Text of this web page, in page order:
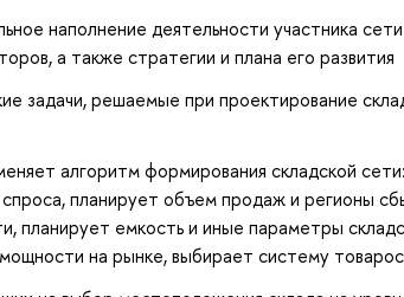
наполнение деятельности участника
а также стратегии и плана его развития
задачи, решаемые при проектирование
алгоритм формирования складской
планирует объем продаж и регионы
планирует емкость и иные параметры
на рынке, выбирает систему